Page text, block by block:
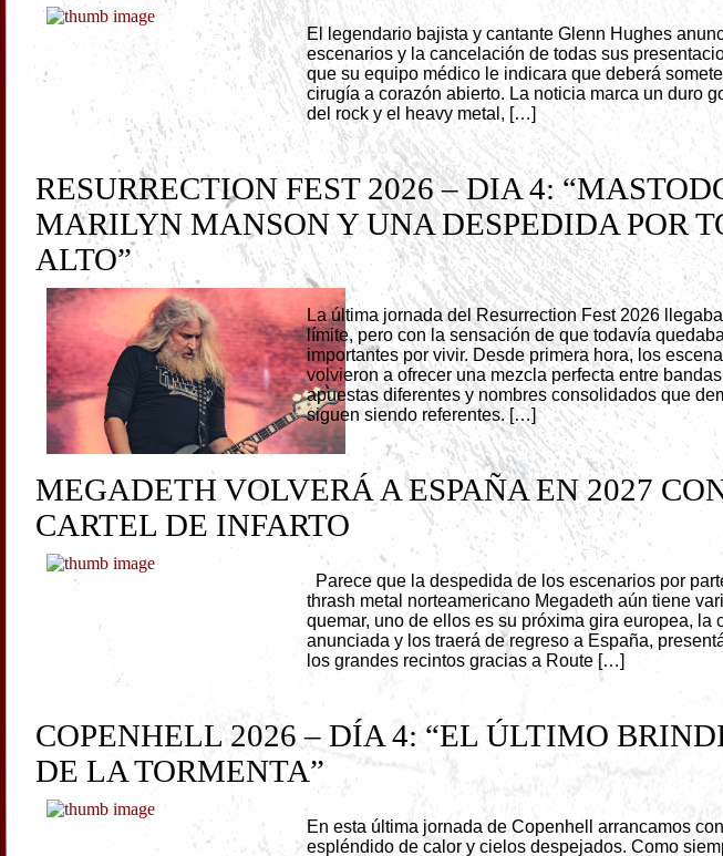
El legendario bajista y cantante Glenn Hughes
escenarios y la cancelación de todas sus
que su equipo médico le indicara que deberá
cirugía a corazón abierto. La noticia marca un duro
del rock y el heavy metal, […]
RESURRECTION FEST 2026 – DIA 4:
MARILYN MANSON Y UNA DESPEDIDA POR
ALTO”
La última jornada del Resurrection Fest 2026
límite, pero con la sensación de que todavía
importantes por vivir. Desde primera hora, los
volvieron a ofrecer una mezcla perfecta entre
apuestas diferentes y nombres consolidados que
siguen siendo referentes. […]
MEGADETH VOLVERÁ A ESPAÑA EN 2027
CARTEL DE INFARTO
Parece que la despedida de los escenarios por
thrash metal norteamericano Megadeth aún tiene
quemar, uno de ellos es su próxima gira europea, la
anunciada y los traerá de regreso a España,
los grandes recintos gracias a Route […]
COPENHELL 2026 – DÍA 4: “EL ÚLTIMO
DE LA TORMENTA”
En esta última jornada de Copenhell arrancamos
espléndido de calor y cielos despejados. Como